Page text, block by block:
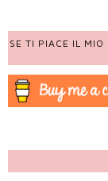
SE TI PIACE IL MIO